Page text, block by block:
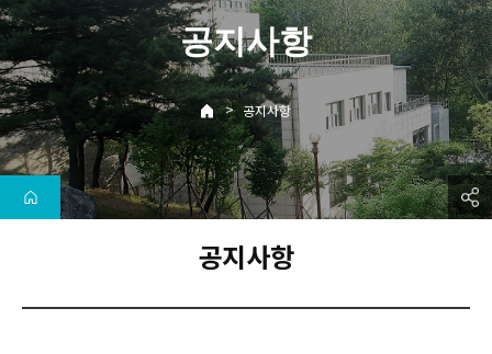
공지사항
> 공지사항
공지사항